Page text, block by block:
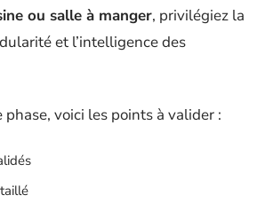
ou salle à manger, privilégiez la
et l’intelligence des
voici les points à valider :